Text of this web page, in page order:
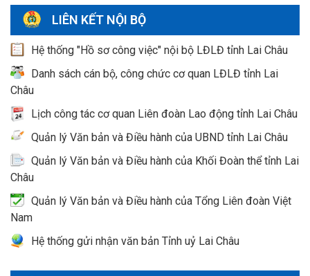
LIÊN KẾT NỘI BỘ
Hệ thống "Hồ sơ công việc" nội bộ LĐLĐ tỉnh Lai Châu
Danh sách cán bộ, công chức cơ quan LĐLĐ tỉnh Lai
Châu
Lịch công tác cơ quan Liên đoàn Lao động tỉnh Lai Châu
Quản lý Văn bản và Điều hành của UBND tỉnh Lai Châu
Quản lý Văn bản và Điều hành của Khối Đoàn thể tỉnh Lai
Châu
Quản lý Văn bản và Điều hành của Tổng Liên đoàn Việt
Nam
Hệ thống gửi nhận văn bản Tỉnh uỷ Lai Châu